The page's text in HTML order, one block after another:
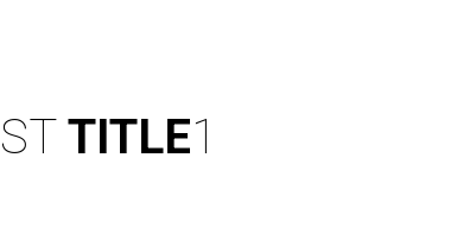
TITLE1